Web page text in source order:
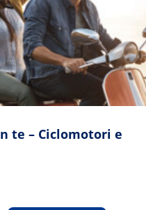
te – Ciclomotori e